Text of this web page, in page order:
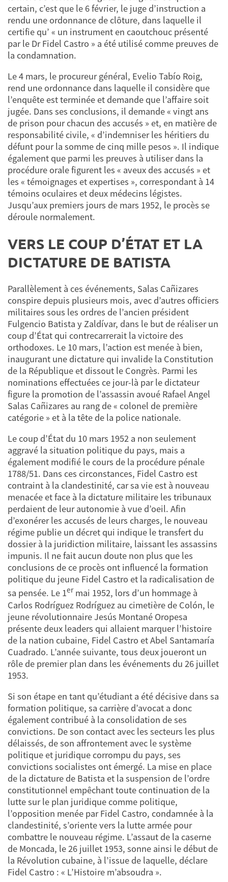
certain, c’est que le 6 février, le juge d’instruction a
rendu une ordonnance de clôture, dans laquelle il
certifie qu’ « un instrument en caoutchouc présenté
par le Dr Fidel Castro » a été utilisé comme preuves de
la condamnation.
Le 4 mars, le procureur général, Evelio Tabío Roig,
rend une ordonnance dans laquelle il considère que
l’enquête est terminée et demande que l’affaire soit
jugée. Dans ses conclusions, il demande « vingt ans
de prison pour chacun des accusés » et, en matière de
responsabilité civile, « d’indemniser les héritiers du
défunt pour la somme de cinq mille pesos ». Il indique
également que parmi les preuves à utiliser dans la
procédure orale figurent les « aveux des accusés » et
les « témoignages et expertises », correspondant à 14
témoins oculaires et deux médecins légistes.
Jusqu’aux premiers jours de mars 1952, le procès se
déroule normalement.
VERS LE COUP D’ÉTAT ET LA
DICTATURE DE BATISTA
Parallèlement à ces événements, Salas Cañizares
conspire depuis plusieurs mois, avec d’autres officiers
militaires sous les ordres de l’ancien président
Fulgencio Batista y Zaldívar, dans le but de réaliser un
coup d’État qui contrecarrerait la victoire des
orthodoxes. Le 10 mars, l’action est menée à bien,
inaugurant une dictature qui invalide la Constitution
de la République et dissout le Congrès. Parmi les
nominations effectuées ce jour-là par le dictateur
figure la promotion de l’assassin avoué Rafael Angel
Salas Cañizares au rang de « colonel de première
catégorie » et à la tête de la police nationale.
Le coup d’État du 10 mars 1952 a non seulement
aggravé la situation politique du pays, mais a
également modifié le cours de la procédure pénale
1788/51. Dans ces circonstances, Fidel Castro est
contraint à la clandestinité, car sa vie est à nouveau
menacée et face à la dictature militaire les tribunaux
perdaient de leur autonomie à vue d’oeil. Afin
d’exonérer les accusés de leurs charges, le nouveau
régime publie un décret qui indique le transfert du
dossier à la juridiction militaire, laissant les assassins
impunis. Il ne fait aucun doute non plus que les
conclusions de ce procès ont influencé la formation
politique du jeune Fidel Castro et la radicalisation de
sa pensée. Le 1ermai 1952, lors d’un hommage à
Carlos Rodríguez Rodríguez au cimetière de Colón, le
jeune révolutionnaire Jesús Montané Oropesa
présente deux leaders qui allaient marquer l’histoire
de la nation cubaine, Fidel Castro et Abel Santamaría
Cuadrado. L’année suivante, tous deux joueront un
rôle de premier plan dans les événements du 26 juillet
1953.
Si son étape en tant qu’étudiant a été décisive dans sa
formation politique, sa carrière d’avocat a donc
également contribué à la consolidation de ses
convictions. De son contact avec les secteurs les plus
délaissés, de son affrontement avec le système
politique et juridique corrompu du pays, ses
convictions socialistes ont émergé. La mise en place
de la dictature de Batista et la suspension de l’ordre
constitutionnel empêchant toute continuation de la
lutte sur le plan juridique comme politique,
l’opposition menée par Fidel Castro, condamnée à la
clandestinité, s’oriente vers la lutte armée pour
combattre le nouveau régime. L’assaut de la caserne
de Moncada, le 26 juillet 1953, sonne ainsi le début de
la Révolution cubaine, à l’issue de laquelle, déclare
Fidel Castro : « L’Histoire m’absoudra ».